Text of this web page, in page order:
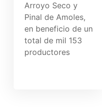
Arroyo Seco y
Pinal de Amoles,
en beneficio de un
total de mil 153
productores